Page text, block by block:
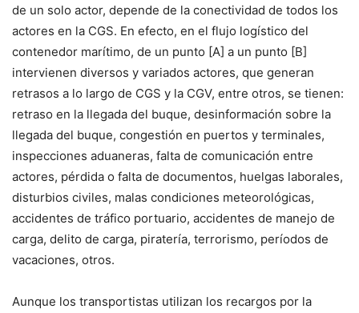
de un solo actor, depende de la conectividad de todos los
actores en la CGS. En efecto, en el flujo logístico del
contenedor marítimo, de un punto [A] a un punto [B]
intervienen diversos y variados actores, que generan
retrasos a lo largo de CGS y la CGV, entre otros, se tienen:
retraso en la llegada del buque, desinformación sobre la
llegada del buque, congestión en puertos y terminales,
inspecciones aduaneras, falta de comunicación entre
actores, pérdida o falta de documentos, huelgas laborales,
disturbios civiles, malas condiciones meteorológicas,
accidentes de tráfico portuario, accidentes de manejo de
carga, delito de carga, piratería, terrorismo, períodos de
vacaciones, otros.
Aunque los transportistas utilizan los recargos por la